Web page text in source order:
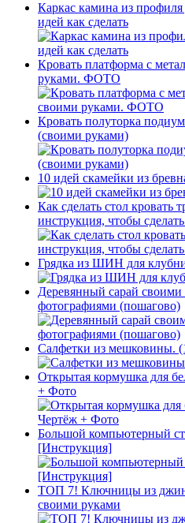
Каркас камина из
идей как сделать
Кровать платформа с
руками. ФОТО
Кровать полуторка
(своими руками)
10 идей скамейки из
Как сделать стол
инструкция, чтобы
Грядка из ШИН для
Деревянный сарай
фотографиями (пошагово)
Салфетки из мешковины.
Открытая кормушка для
+ Фото
Большой компьютерный
[Инструкция]
ТОП 7! Ключницы из
своими руками